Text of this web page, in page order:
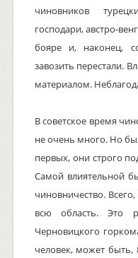
чиновников
господари, австро-
бояре и, наконец,
завозить перестали.
материалом.
В советское время
не очень много. Но
первых, они строго
Самой влиятельной
чиновничество.
всю область. Это
Черновицкого
человек, может быть,